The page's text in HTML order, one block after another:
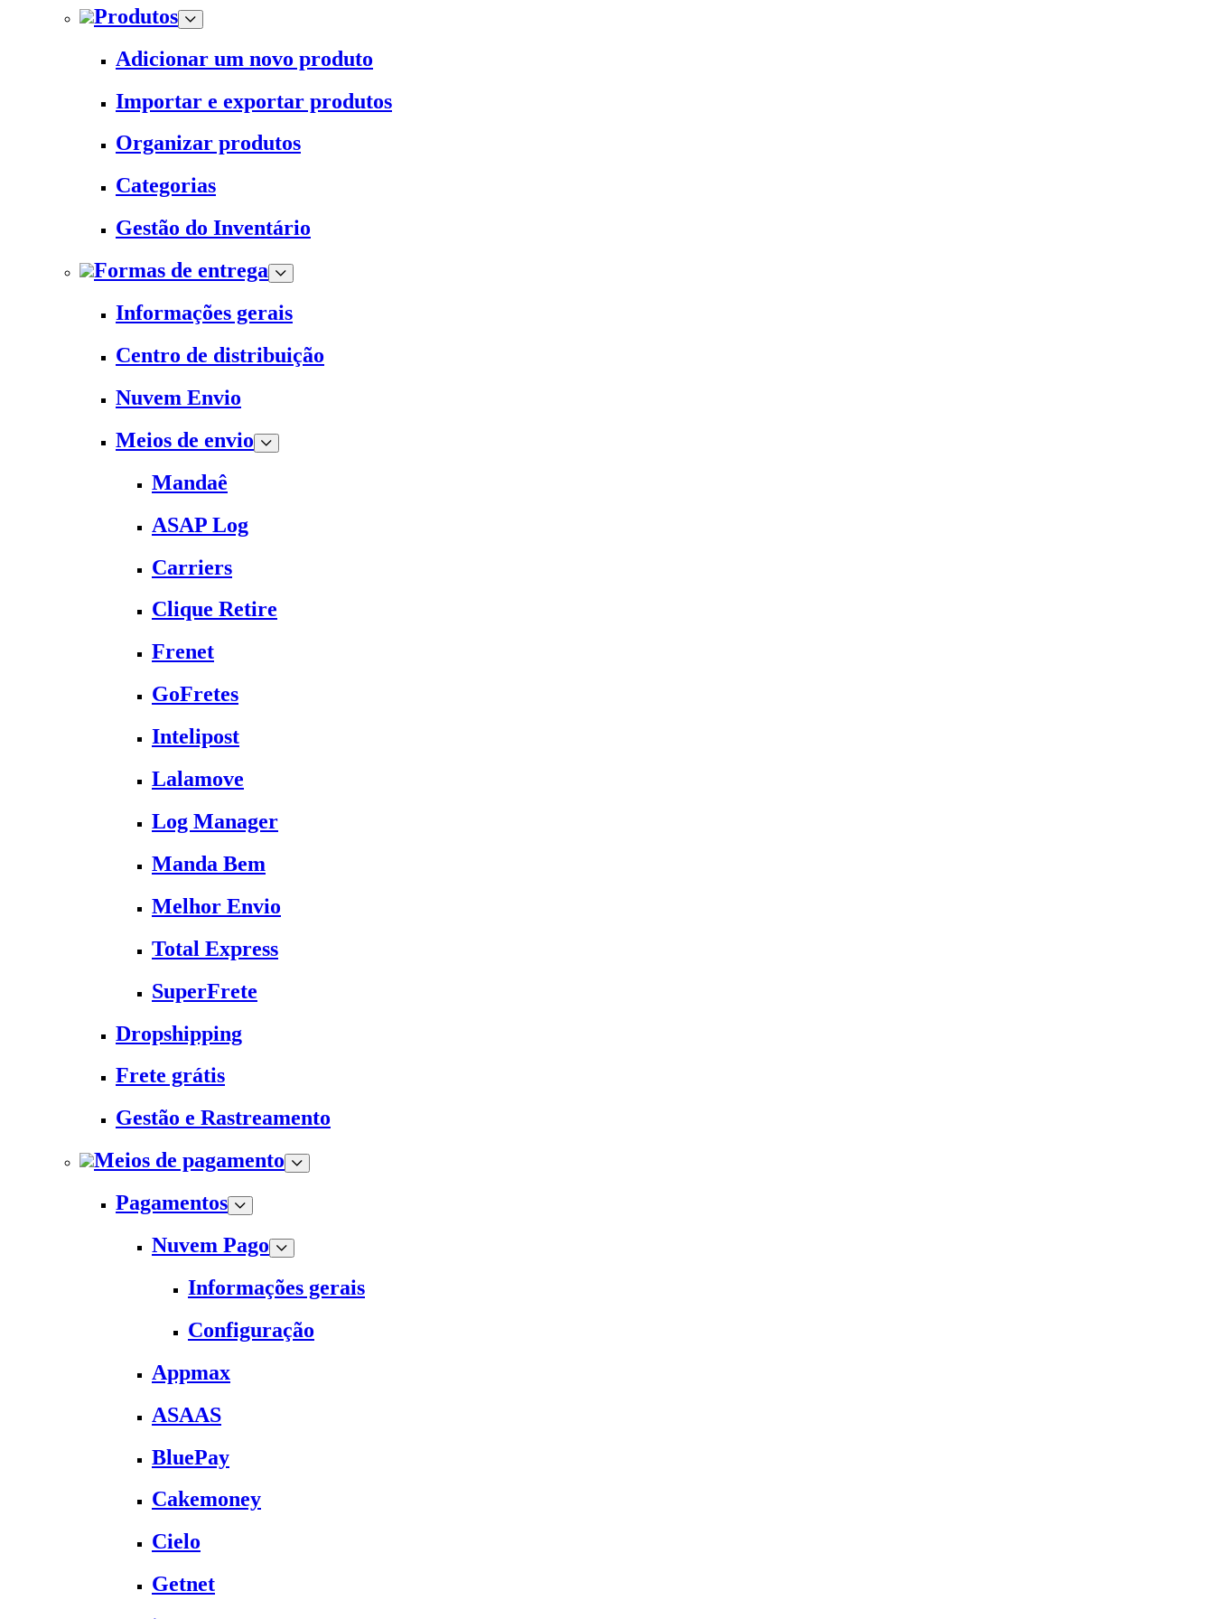
Produtos
Adicionar um novo produto
Importar e exportar produtos
Organizar produtos
Categorias
Gestão do Inventário
Formas de entrega
Informações gerais
Centro de distribuição
Nuvem Envio
Meios de envio
Mandaê
ASAP Log
Carriers
Clique Retire
Frenet
GoFretes
Intelipost
Lalamove
Log Manager
Manda Bem
Melhor Envio
Total Express
SuperFrete
Dropshipping
Frete grátis
Gestão e Rastreamento
Meios de pagamento
Pagamentos
Nuvem Pago
Informações gerais
Configuração
Appmax
ASAAS
BluePay
Cakemoney
Cielo
Getnet